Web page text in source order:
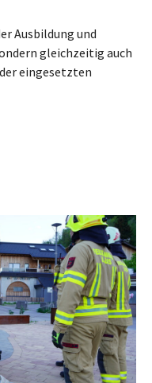
Ausbildung und
gleichzeitig auch
eingesetzten